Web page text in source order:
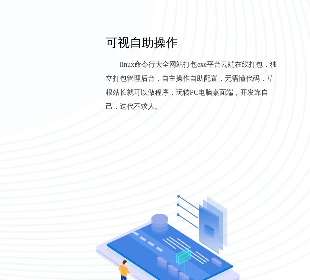
可视自助操作
linux命令行大全网站打包exe平台云端在线打包，独
立打包管理后台，自主操作自助配置，无需懂代码，草
根站长就可以做程序，玩转PC电脑桌面端，开发靠自
己，迭代不求人。